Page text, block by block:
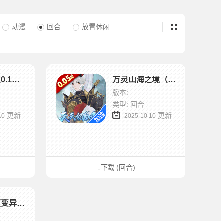
动漫 回合
放置休闲
天书奇谈（0.1折超兽免费版）
更新
万灵山海之境（0.05折天天领648）
版本:
类型: 回合
2025-10-10 更新
↓下载 (回合)
疾速冲锋（变异来袭0.05折）